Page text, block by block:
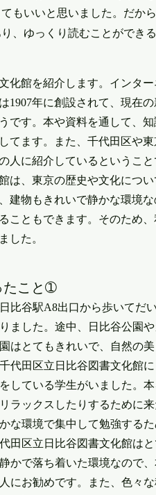
もいいと思いました。だか
、ゆっくり読むことができ
たこと➀
比谷駅A8出口から歩いてだ
ました。途中、日比谷公園や
はとてもきれいで、自然の美
代田区立日比谷図書文化館に
している学生がいました。本
ラックスしたりするために来
な環境で集中して勉強するた
田区立日比谷図書文化館はと
かで落ち着いた環境なので
にお勧めです。また、色々
化館を紹介します。インター
1907年に創設されて、現在の
です。本や資料を通して、
てます。また、千代田区や
人に紹介しているということ
は、東京の歴史や文化につい
建物もきれいで静かな環境な
こともできます。そのため、
した。